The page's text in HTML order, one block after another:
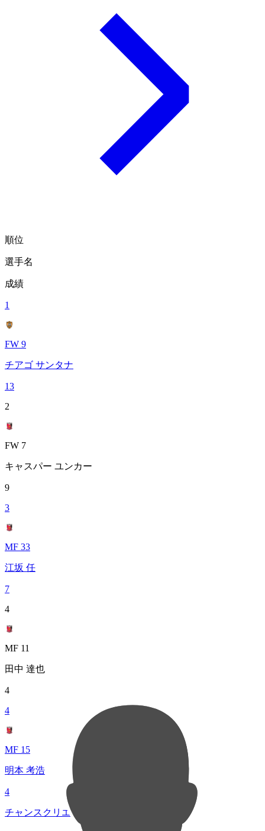
順位
選手名
成績
1
FW 9
チアゴ サンタナ
13
2
FW 7
キャスパー ユンカー
9
3
MF 33
江坂 任
7
4
MF 11
田中 達也
4
4
MF 15
明本 考浩
4
チャンスクリエイト総数